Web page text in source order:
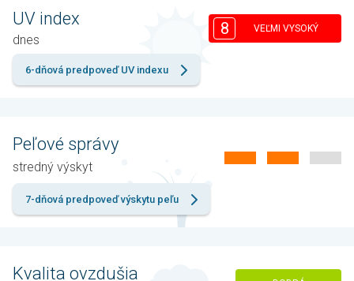
UV index
dnes
8 VEĽMI VYSOKÝ
6-dňová predpoveď UV indexu
Peľové správy
stredný výskyt
7-dňová predpoveď výskytu peľu
Kvalita ovzdušia